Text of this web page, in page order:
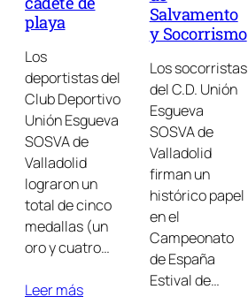
playa
Los
deportistas del
Club Deportivo
Unión Esgueva
SOSVA de
Valladolid
lograron un
total de cinco
medallas (un
oro y cuatro…
Leer más
Salvamento
y Socorrismo
Los socorristas
del C.D. Unión
Esgueva
SOSVA de
Valladolid
firman un
histórico papel
en el
Campeonato
de España
Estival de…